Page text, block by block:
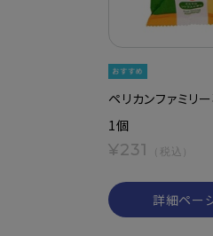
ペリカンファミリ
1個
¥231 （税込）
詳細ペー